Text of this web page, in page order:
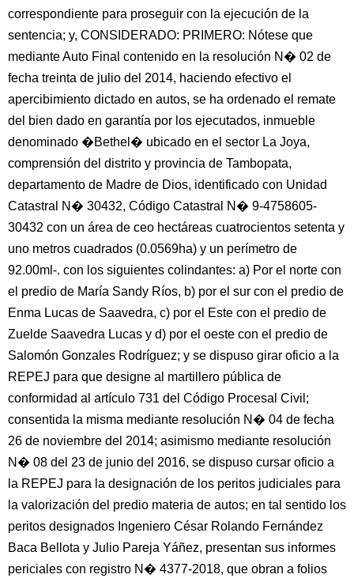
correspondiente para proseguir con la ejecución de la
sentencia; y, CONSIDERADO: PRIMERO: Nótese que
mediante Auto Final contenido en la resolución N� 02 de
fecha treinta de julio del 2014, haciendo efectivo el
apercibimiento dictado en autos, se ha ordenado el remate
del bien dado en garantía por los ejecutados, inmueble
denominado �Bethel� ubicado en el sector La Joya,
comprensión del distrito y provincia de Tambopata,
departamento de Madre de Dios, identificado con Unidad
Catastral N� 30432, Código Catastral N� 9-4758605-
30432 con un área de ceo hectáreas cuatrocientos setenta y
uno metros cuadrados (0.0569ha) y un perímetro de
92.00ml-. con los siguientes colindantes: a) Por el norte con
el predio de María Sandy Ríos, b) por el sur con el predio de
Enma Lucas de Saavedra, c) por el Este con el predio de
Zuelde Saavedra Lucas y d) por el oeste con el predio de
Salomón Gonzales Rodríguez; y se dispuso girar oficio a la
REPEJ para que designe al martillero pública de
conformidad al artículo 731 del Código Procesal Civil;
consentida la misma mediante resolución N� 04 de fecha
26 de noviembre del 2014; asimismo mediante resolución
N� 08 del 23 de junio del 2016, se dispuso cursar oficio a
la REPEJ para la designación de los peritos judiciales para
la valorización del predio materia de autos; en tal sentido los
peritos designados Ingeniero César Rolando Fernández
Baca Bellota y Julio Pareja Yáñez, presentan sus informes
periciales con registro N� 4377-2018, que obran a folios